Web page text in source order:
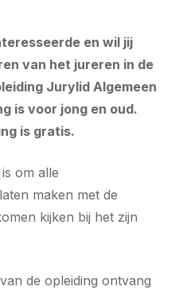
en wil jij
van het jureren in de
Jurylid Algemeen
is voor jong en oud.
is gratis.
om alle
maken met de
kijken bij het zijn
de opleiding ontvang